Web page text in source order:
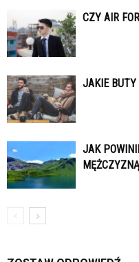
CZY AIR
JAKIE BUTY
JAK